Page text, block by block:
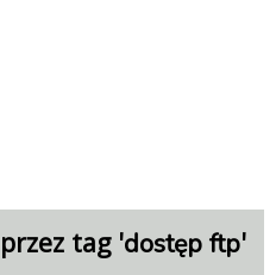
tag 'dostęp ftp'